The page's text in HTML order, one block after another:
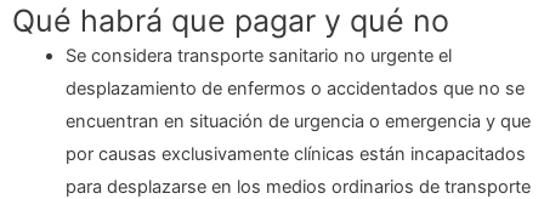
Qué habrá que pagar y qué no
Se considera transporte sanitario no urgente el
desplazamiento de enfermos o accidentados que no se
encuentran en situación de urgencia o emergencia y que
por causas exclusivamente clínicas están incapacitados
para desplazarse en los medios ordinarios de transporte